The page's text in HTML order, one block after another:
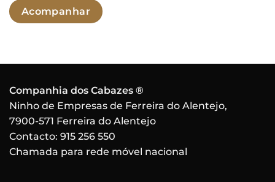
Acompanhar
Companhia dos Cabazes ®
Ninho de Empresas de Ferreira do Alentejo,
7900-571 Ferreira do Alentejo
Contacto: 915 256 550
Chamada para rede móvel nacional